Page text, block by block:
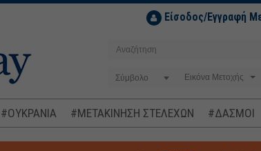
Είσοδος/Εγγραφή
Σύμβολο
#ΟΥΚΡΑΝΙΑ #ΜΕΤΑΚΙΝΗΣΗ ΣΤΕΛΕΧΩΝ #ΔΑΣΜΟΙ